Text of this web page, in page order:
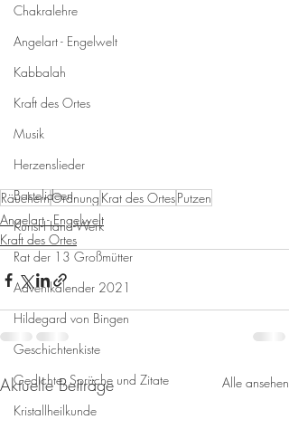
Chakralehre
Angelart - Engelwelt
Kabbalah
Kraft des Ortes
Musik
Herzenslieder
Bastelideen
Kunst-Hand-Werk
Rat der 13 Großmütter
Adventkalender 2021
Hildegard von Bingen
Geschichtenkiste
Gedichte, Sprüche und Zitate
Kristallheilkunde
RäuchernOrdnung Krat des OrtesPutzen
Angelart - Engelwelt
Kraft des Ortes
Aktuelle Beiträge Alle ansehen